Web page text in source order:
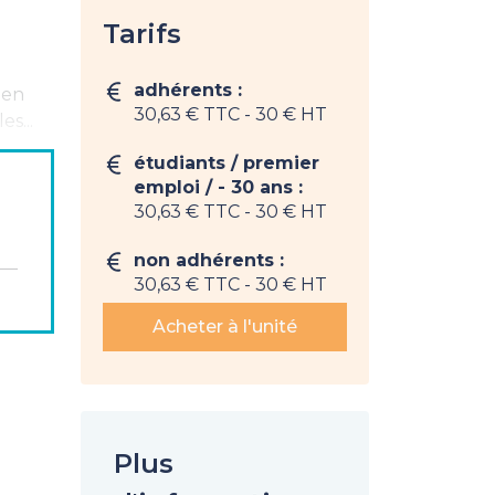
Tarifs
adhérents :
30,63 € TTC - 30 € HT
étudiants / premier
emploi / - 30 ans :
30,63 € TTC - 30 € HT
non adhérents :
30,63 € TTC - 30 € HT
Acheter à l'unité
Plus